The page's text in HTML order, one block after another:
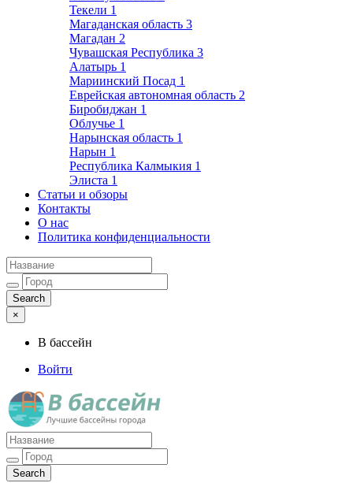
Текели 1
Магаданская область 3
Магадан 2
Чувашская Республика 3
Алатырь 1
Мариинский Посад 1
Еврейская автономная область 2
Биробиджан 1
Облучье 1
Нарынская область 1
Нарын 1
Республика Калмыкия 1
Элиста 1
Статьи и обзоры
Контакты
О нас
Политика конфиденциальности
×
В бассейн
Войти
Лучшие бассейны города